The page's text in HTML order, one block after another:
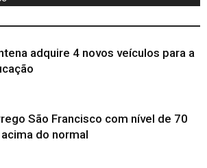
adquire 4 novos veículos para a
São Francisco com nível de 70
do normal